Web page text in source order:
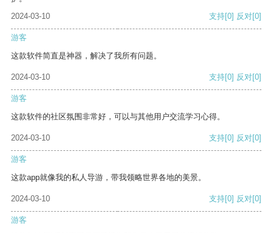
2024-03-10
支持[0] 反对[0]
游客
这款软件简直是神器，解决了我所有问题。
2024-03-10 支持[0] 反对[0]
游客
这款软件的社区氛围非常好，可以与其他用户交流学习心得。
2024-03-10 支持[0] 反对[0]
游客
这款app就像我的私人导游，带我领略世界各地的美景。
2024-03-10 支持[0] 反对[0]
游客